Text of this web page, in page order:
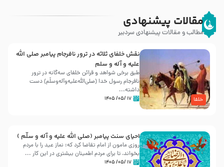
مقالات پیشنهادی
مطالب و مقالات پیشنهادی سردبیر
خلفا
نقش خلفای ثلاثه در ترور نافرجام پیامبر صلی الله
علیه و آله و سلم
طبق برخی شواهد و قرائن خلفای سه‌گانه در ترور
نافرجام رسول خدا (صلی‌الله‌علیه‌و‌آله‌وسلّم) دست
داشته‌...
۱۷ /۰۵/ ۱۴۰۵
احیای سنت پیامبر (صلی الله علیه و آله و سلّم )
روزی مامون از امام تقاضا کرد که: نماز عید را با مردم
بخواند، تا برای مردم اطمینان بیشتری در این کار ...
۱۷ /۰۵/ ۱۴۰۵